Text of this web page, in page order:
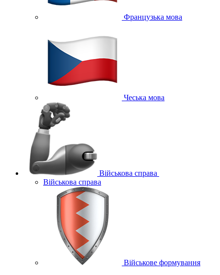
Французька мова
Чеська мова
Військова справа
Військова справа
Військове формування